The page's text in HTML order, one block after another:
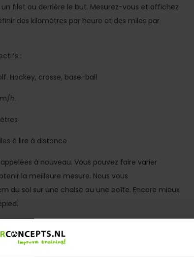
filet ou derrière le but. Mesurez-vous et affichez
des kilomètres par heure et des miles par
:
Hockey, crosse, base-ball
h.
à lire à distance
à nouveau. Vous pouvez faire varier
la meilleure mesure. Nous vous
du sol sur une chaise ou une boîte. Encore mieux
ne sont pas inclus.